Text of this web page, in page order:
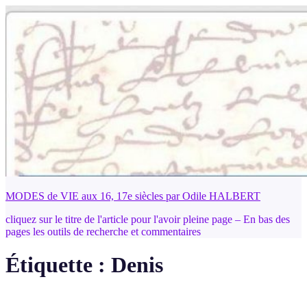
Aller
contenu
principal
MODES de VIE aux 16, 17e siècles par Odile HALBERT
cliquez sur le titre de l'article pour l'avoir pleine page – En bas des
pages les outils de recherche et commentaires
Étiquette : Denis